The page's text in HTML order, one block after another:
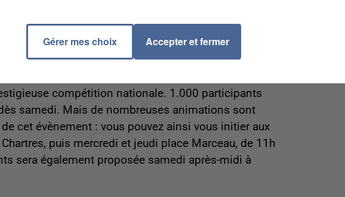
à 20h, pendant que la réserve de Chartres se
cette année
compétition nationale. 1.000 participants
samedi. Mais de nombreuses animations sont
cet évènement : vous pouvez ainsi vous initier aux
puis mercredi et jeudi place Marceau, de 11h
sera également proposée samedi après-midi à
Gérer mes choix Accepter et fermer